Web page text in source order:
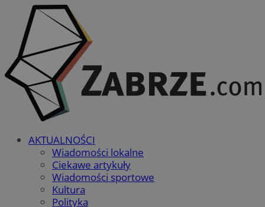
AKTUALNOŚCI
Wiadomości lokalne
Ciekawe artykuły
Wiadomości sportowe
Kultura
Polityka